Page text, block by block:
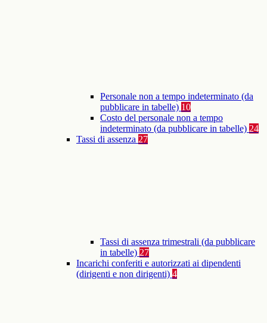
Personale non a tempo indeterminato (da
pubblicare in tabelle) 10
Costo del personale non a tempo
indeterminato (da pubblicare in tabelle) 24
Tassi di assenza 27
Tassi di assenza trimestrali (da pubblicare
in tabelle) 27
Incarichi conferiti e autorizzati ai dipendenti
(dirigenti e non dirigenti) 4